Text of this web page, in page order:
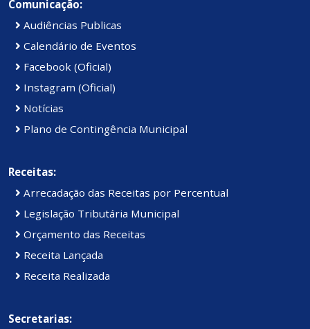
Comunicação:
Audiências Publicas
Calendário de Eventos
Facebook (Oficial)
Instagram (Oficial)
Notícias
Plano de Contingência Municipal
Receitas:
Arrecadação das Receitas por Percentual
Legislação Tributária Municipal
Orçamento das Receitas
Receita Lançada
Receita Realizada
Secretarias: